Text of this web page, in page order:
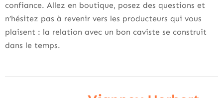
confiance. Allez en boutique, posez des questions et
n’hésitez pas à revenir vers les producteurs qui vous
plaisent : la relation avec un bon caviste se construit
dans le temps.